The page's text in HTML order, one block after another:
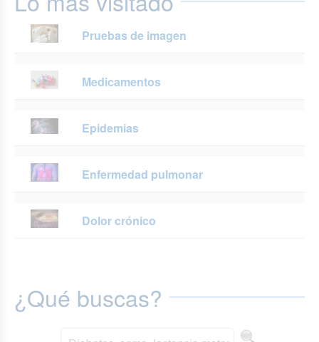
Pruebas de imagen
Medicamentos
Epidemias
Enfermedad pulmonar
Dolor crónico
¿Qué buscas?